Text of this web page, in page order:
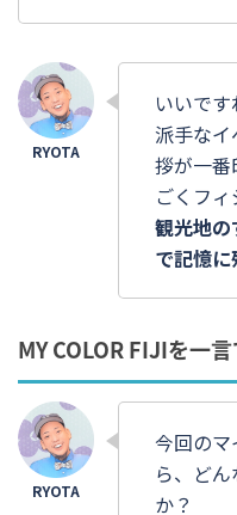
いいです
派手な
拶が一番
ごくフィ
観光地
で記憶に
MY COLOR FIJIを一
今回の
ら、ど
か？